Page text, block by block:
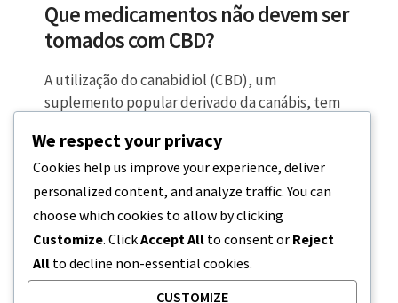
Que medicamentos não devem ser
tomados com CBD?
A utilização do canabidiol (CBD), um
suplemento popular derivado da canábis, tem
últimos…
6 MINUTOS DE LEITURA 20 DE DEZEMBRO, 2023
We respect your privacy
Cookies help us improve your experience, deliver
personalized content, and analyze traffic. You can
choose which cookies to allow by clicking
Customize. ClickAccept All to consent or Reject
All to decline non-essential cookies.
CUSTOMIZE